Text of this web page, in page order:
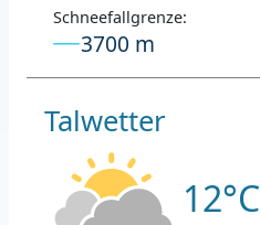
Schneefallgrenze:
3700 m
Talwetter
12°C